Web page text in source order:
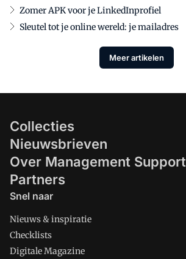
Zomer APK voor je LinkedInprofiel
Sleutel tot je online wereld: je mailadres
Meer artikelen
Collecties
Nieuwsbrieven
Over Management Support
Partners
Snel naar
Nieuws & inspiratie
Checklists
Digitale Magazine